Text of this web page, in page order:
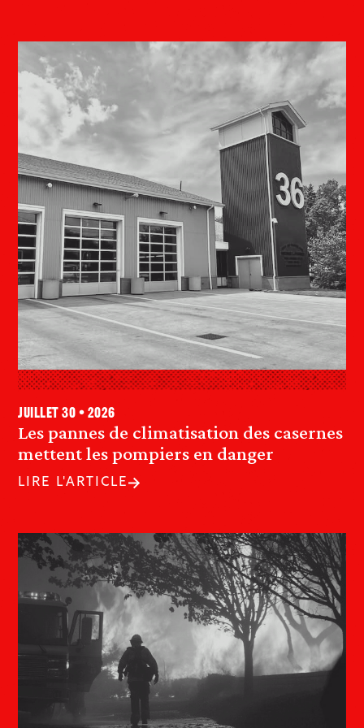
Les pannes de climatisation des casernes
mettent les pompiers en danger
juillet 30 • 2026
LIRE L'ARTICLE